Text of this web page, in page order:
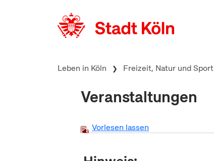
Leben in Köln Freizeit, Natur und Sport
Veranstaltungen
Vorlesen lassen